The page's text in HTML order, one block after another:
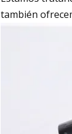
también